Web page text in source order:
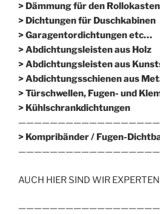
> Dämmung für den
> Dichtungen für Duschkabinen
> Garagentordichtungen etc…
> Abdichtungsleisten aus Holz
> Abdichtungsleisten aus
> Abdichtungsschienen aus
> Türschwellen, Fugen- und
> Kühlschrankdichtungen
> Kompribänder / Fugen-
AUCH HIER SIND WIR